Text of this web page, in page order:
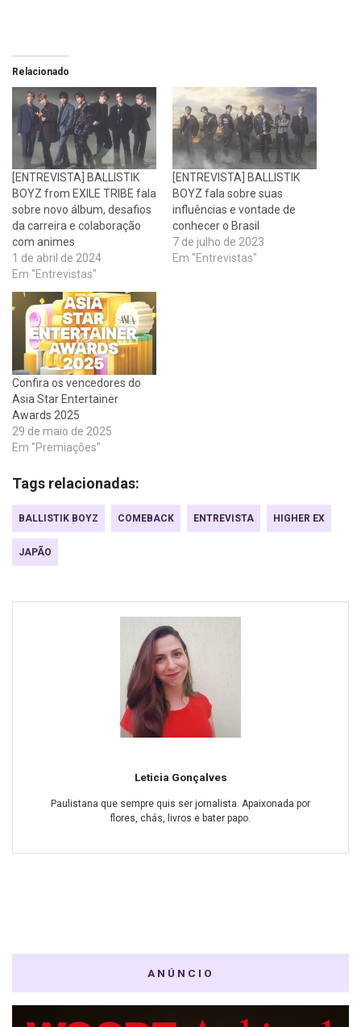
Relacionado
[ENTREVISTA] BALLISTIK
BOYZ from EXILE TRIBE fala
sobre novo álbum, desafios
da carreira e colaboração
com animes
1 de abril de 2024
Em "Entrevistas"
[ENTREVISTA] BALLISTIK
BOYZ fala sobre suas
influências e vontade de
conhecer o Brasil
7 de julho de 2023
Em "Entrevistas"
Confira os vencedores do
Asia Star Entertainer
Awards 2025
29 de maio de 2025
Em "Premiações"
Tags relacionadas:
BALLISTIK BOYZ COMEBACK ENTREVISTA HIGHER EX
JAPÃO
Leticia Gonçalves
Paulistana que sempre quis ser jornalista. Apaixonada por
flores, chás, livros e bater papo.
ANÚNCIO